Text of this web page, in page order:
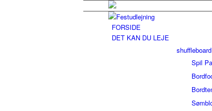
FORSIDE
DET KAN DU LEJE
shuffleboard
Spil